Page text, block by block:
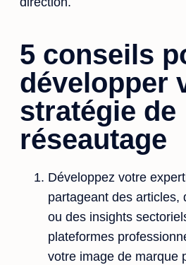
5 conseils
développer
stratégie de
réseautage
Développez votre
partageant des articles,
ou des insights
plateformes
votre image de marque